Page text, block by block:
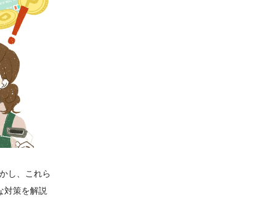
し、これら
対策を解説